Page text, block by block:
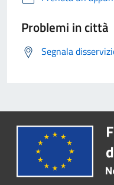
Problemi in città
Segnala